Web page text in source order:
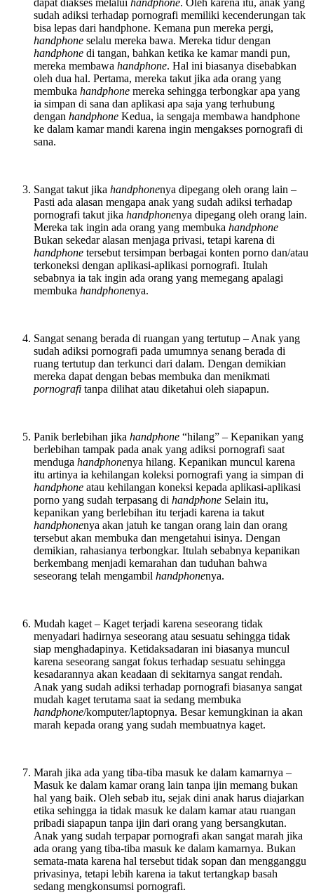
sudah adiksi terhadap pornografi memiliki kecenderungan tak
bisa lepas dari handphone. Kemana pun mereka pergi,
handphone selalu mereka bawa. Mereka tidur dengan
handphone di tangan, bahkan ketika ke kamar mandi pun,
mereka membawa handphone. Hal ini biasanya disebabkan
oleh dua hal. Pertama, mereka takut jika ada orang yang
membuka handphone mereka sehingga terbongkar apa yang
ia simpan di sana dan aplikasi apa saja yang terhubung
dengan handphone Kedua, ia sengaja membawa handphone
ke dalam kamar mandi karena ingin mengakses pornografi di
sana.
Sangat takut jika handphonenya dipegang oleh orang lain –
Pasti ada alasan mengapa anak yang sudah adiksi terhadap
pornografi takut jika handphonenya dipegang oleh orang lain.
Mereka tak ingin ada orang yang membuka handphone
Bukan sekedar alasan menjaga privasi, tetapi karena di
handphone tersebut tersimpan berbagai konten porno dan/atau
terkoneksi dengan aplikasi-aplikasi pornografi. Itulah
sebabnya ia tak ingin ada orang yang memegang apalagi
membuka handphonenya.
Sangat senang berada di ruangan yang tertutup – Anak yang
sudah adiksi pornografi pada umumnya senang berada di
ruang tertutup dan terkunci dari dalam. Dengan demikian
mereka dapat dengan bebas membuka dan menikmati
pornografi tanpa dilihat atau diketahui oleh siapapun.
Panik berlebihan jika handphone “hilang” – Kepanikan yang
berlebihan tampak pada anak yang adiksi pornografi saat
menduga handphonenya hilang. Kepanikan muncul karena
itu artinya ia kehilangan koleksi pornografi yang ia simpan di
handphone atau kehilangan koneksi kepada aplikasi-aplikasi
porno yang sudah terpasang di handphone Selain itu,
kepanikan yang berlebihan itu terjadi karena ia takut
handphonenya akan jatuh ke tangan orang lain dan orang
tersebut akan membuka dan mengetahui isinya. Dengan
demikian, rahasianya terbongkar. Itulah sebabnya kepanikan
berkembang menjadi kemarahan dan tuduhan bahwa
seseorang telah mengambil handphonenya.
Mudah kaget – Kaget terjadi karena seseorang tidak
menyadari hadirnya seseorang atau sesuatu sehingga tidak
siap menghadapinya. Ketidaksadaran ini biasanya muncul
karena seseorang sangat fokus terhadap sesuatu sehingga
kesadarannya akan keadaan di sekitarnya sangat rendah.
Anak yang sudah adiksi terhadap pornografi biasanya sangat
mudah kaget terutama saat ia sedang membuka
handphone/komputer/laptopnya. Besar kemungkinan ia akan
marah kepada orang yang sudah membuatnya kaget.
Marah jika ada yang tiba-tiba masuk ke dalam kamarnya –
Masuk ke dalam kamar orang lain tanpa ijin memang bukan
hal yang baik. Oleh sebab itu, sejak dini anak harus diajarkan
etika sehingga ia tidak masuk ke dalam kamar atau ruangan
pribadi siapapun tanpa ijin dari orang yang bersangkutan.
Anak yang sudah terpapar pornografi akan sangat marah jika
ada orang yang tiba-tiba masuk ke dalam kamarnya. Bukan
semata-mata karena hal tersebut tidak sopan dan mengganggu
privasinya, tetapi lebih karena ia takut tertangkap basah
sedang mengkonsumsi pornografi.